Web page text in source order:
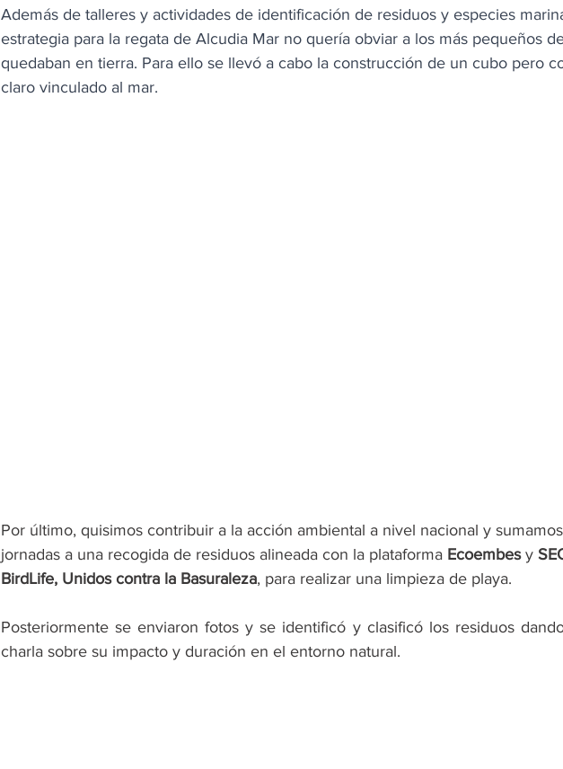
Además de talleres y actividades de identificación de residuos y especies
estrategia para la regata de Alcudia Mar no quería obviar a los más pequeños
quedaban en tierra. Para ello se llevó a cabo la construcción de un cubo pero
claro vinculado al mar.
Por último, quisimos contribuir a la acción ambiental a nivel nacional y
jornadas a una recogida de residuos alineada con la plataforma Ecoembes y
BirdLife, Unidos contra la Basuraleza, para realizar una limpieza de playa.
Posteriormente se enviaron fotos y se identificó y clasificó los residuos
charla sobre su impacto y duración en el entorno natural.